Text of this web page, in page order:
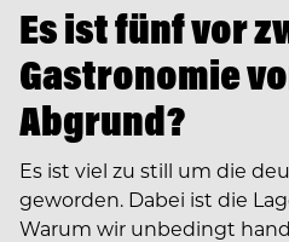
Es ist fünf vor
Gastronomie
Abgrund?
Es ist viel zu still um die
geworden. Dabei ist die
Warum wir unbedingt